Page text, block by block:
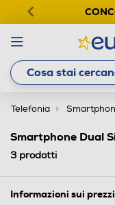
Telefonia
Smartphone Dual
3prodotti
Informazioni sui